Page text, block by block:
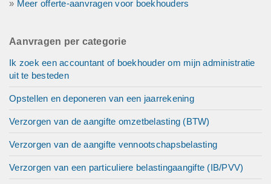
» Meer offerte-aanvragen voor boekhouders
Aanvragen per categorie
Ik zoek een accountant of boekhouder om mijn administratie
uit te besteden
Opstellen en deponeren van een jaarrekening
Verzorgen van de aangifte omzetbelasting (BTW)
Verzorgen van de aangifte vennootschapsbelasting
Verzorgen van een particuliere belastingaangifte (IB/PVV)